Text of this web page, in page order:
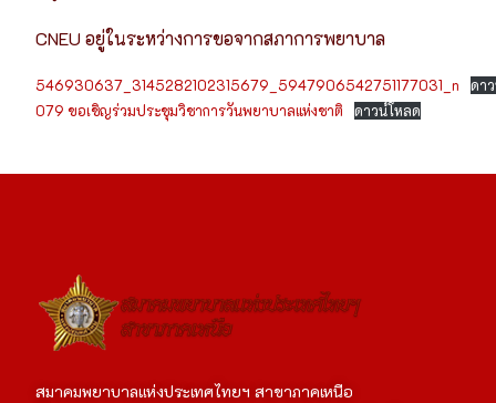
CNEU อยู่ในระหว่างการขอจากสภาการพยาบาล
546930637_3145282102315679_5947906542751177031_n
ดา
079 ขอเชิญร่วมประชุมวิชาการวันพยาบาลแห่งชาติ
ดาวน์โหลด
สมาคมพยาบาลแห่งประเทศไทยฯ สาขาภาคเหนือ